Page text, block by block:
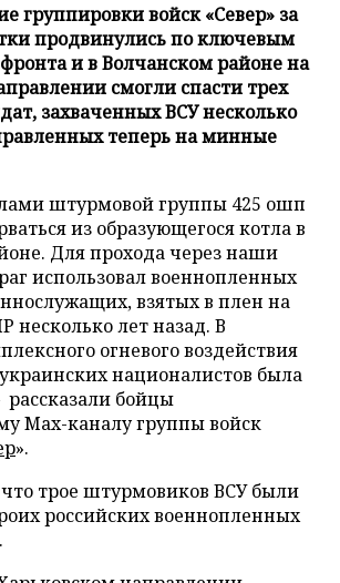
группировки войск «Север» за
продвинулись по ключевым
и в Волчанском районе на
смогли спасти трех
захваченных ВСУ несколько
теперь на минные
штурмовой группы 425 ошп
из образующегося котла в
Для прохода через наши
использовал военнопленных
взятых в плен на
несколько лет назад. В
огневого воздействия
националистов была
бойцы
Max-каналу группы войск
».
трое штурмовиков ВСУ были
российских военнопленных